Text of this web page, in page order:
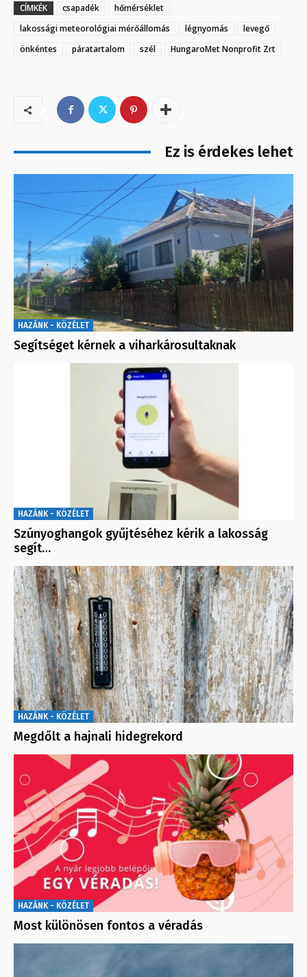
CÍMKÉK csapadék
hőmérséklet
lakossági meteorológiai mérőállomás
légnyomás
levegő
önkéntes
páratartalom szél HungaroMet Nonprofit Zrt
Ez is érdekes lehet
HAZÁNK - KÖZÉLET
Segítséget kérnek a viharkárosultaknak
HAZÁNK - KÖZÉLET
Szúnyoghangok gyűjtéséhez kérik a lakosság
segít…
HAZÁNK - KÖZÉLET
Megdőlt a hajnali hidegrekord
HAZÁNK - KÖZÉLET
Most különösen fontos a véradás